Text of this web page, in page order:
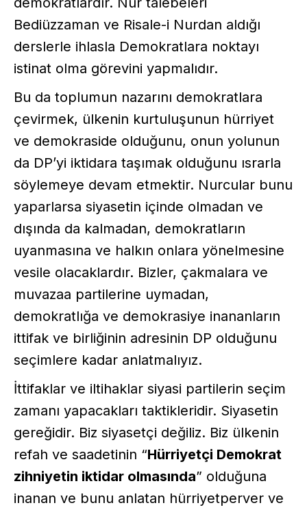
Bediüzzaman ve Risale-i Nurdan aldığı
derslerle ihlasla Demokratlara noktayı
istinat olma görevini yapmalıdır.
Bu da toplumun nazarını demokratlara
çevirmek, ülkenin kurtuluşunun hürriyet
ve demokraside olduğunu, onun yolunun
da DP’yi iktidara taşımak olduğunu ısrarla
söylemeye devam etmektir. Nurcular bunu
yaparlarsa siyasetin içinde olmadan ve
dışında da kalmadan, demokratların
uyanmasına ve halkın onlara yönelmesine
vesile olacaklardır. Bizler, çakmalara ve
muvazaa partilerine uymadan,
demokratlığa ve demokrasiye inananların
ittifak ve birliğinin adresinin DP olduğunu
seçimlere kadar anlatmalıyız.
İttifaklar ve iltihaklar siyasi partilerin seçim
zamanı yapacakları taktikleridir. Siyasetin
gereğidir. Biz siyasetçi değiliz. Biz ülkenin
refah ve saadetinin “Hürriyetçi Demokrat
zihniyetin iktidar olmasında” olduğuna
inanan ve bunu anlatan hürriyetperver ve